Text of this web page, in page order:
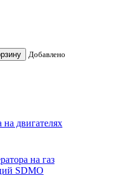
Добавлено
двигателях
на газ
SDMO